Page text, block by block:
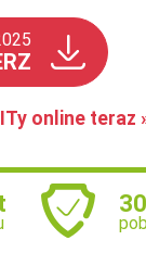
online teraz